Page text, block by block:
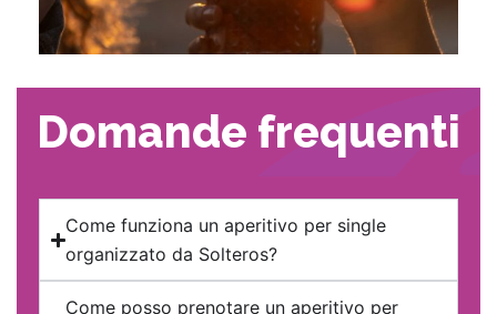
Domande frequenti
Come funziona un aperitivo per single
organizzato da Solteros?
Come posso prenotare un aperitivo per